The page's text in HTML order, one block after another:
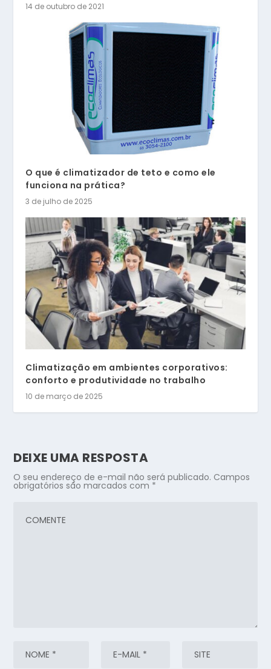
14 de outubro de 2021
O que é climatizador de teto e como ele
funciona na prática?
3 de julho de 2025
Climatização em ambientes corporativos:
conforto e produtividade no trabalho
10 de março de 2025
DEIXE UMA RESPOSTA
O seu endereço de e-mail não será publicado. Campos
obrigatórios são marcados com *